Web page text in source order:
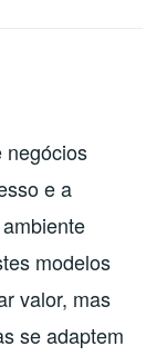
negócios
e a
modelos
valor, mas
se adaptem